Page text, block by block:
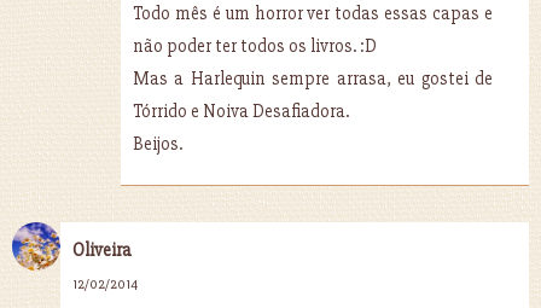
Todo mês é um horror ver todas essas capas e
não poder ter todos os livros. :D
Mas a Harlequin sempre arrasa, eu gostei de
Tórrido e Noiva Desafiadora.
Beijos.
Oliveira
12/02/2014